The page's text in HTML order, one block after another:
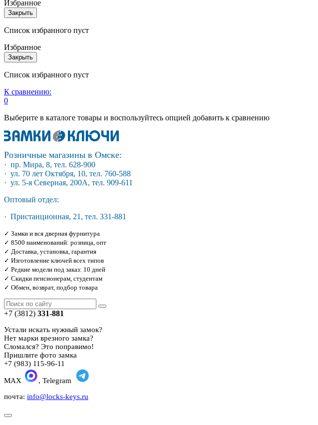
Избранное
Закрыть
Список избранного пуст
Избранное
Закрыть
Список избранного пуст
К сравнению:
0
Выберите в каталоге товары и воспользуйтесь опцией добавить к сравнению
Розничные магазины в Омске:
· пр. Мира, 8, тел. 628-900
· ул. 70 лет Октября, 10, тел. 760-588
· ул. 5-я Северная, 200А, тел. 909-611
Оптовый отдел:
· Пристанционная, 21, тел. 331-881
✓ Замки и вся дверная фурнитура
✓ 8500 наименований: розница, опт
✓ Доставка, установка, гарантия
✓ Изготовление ключей всех типов
✓ Редкие модели под заказ: 10 дней
✓ Скидки пенсионерам, студентам
✓ Обмен, возврат, подбор товара
+7 (3812) 331-881
Устали искать нужный замок?
Нет марки врезного замка?
Сломался? Это поправимо!
Пришлите фото замка
+7 (983) 115-96-11
MAX
, Telegram
почта: info@locks-keys.ru